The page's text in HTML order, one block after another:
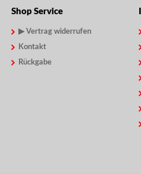
Shop Service
▶ Vertrag widerrufen
Kontakt
Rückgabe